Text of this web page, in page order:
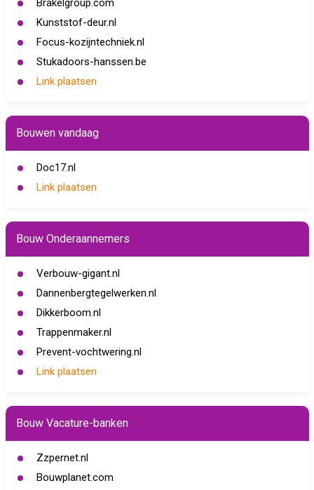
Brakelgroup.com
Kunststof-deur.nl
Focus-kozijntechniek.nl
Stukadoors-hanssen.be
Link plaatsen
Bouwen vandaag
Doc17.nl
Link plaatsen
Bouw Onderaannemers
Verbouw-gigant.nl
Dannenbergtegelwerken.nl
Dikkerboom.nl
Trappenmaker.nl
Prevent-vochtwering.nl
Link plaatsen
Bouw Vacature-banken
Zzpernet.nl
Bouwplanet.com